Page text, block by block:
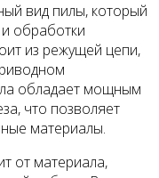
вид пилы, который
обработки
из режущей цепи,
обладает мощным
что позволяет
материалы.
от материала,